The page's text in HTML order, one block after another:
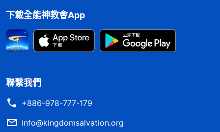
兒，我突然意識到神是藉着這個難處來成全我對他真
實的信心與依靠，讓我在實際經歷當中對神的全能主
宰有更實際的認識與體驗。明白了神的心意，我堅信
神一定會為我開闢出路的。到了跟老弟兄約定好的那
天，弟兄姊妹找到一個學了三年意大利語的15歲小姊
妹做翻譯。聽到找了一個15歲小姊妹做翻譯，我就看
過福音，信神的年頭還這麽短，再帶一個小孩子去傳
下載全能神教會App
聯繫我們
+886-978-777-179
info@kingdomsalvation.org